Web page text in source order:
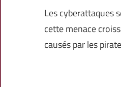
Les cyberattaques
cette menace
causés par les